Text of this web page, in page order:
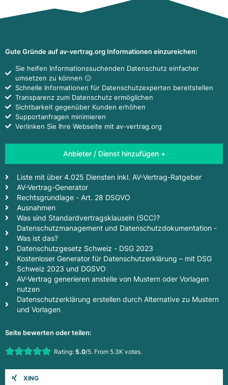
Gute Gründe auf av-vertrag.org Informationen einzureichen:
Sie helfen Informationssuchenden Datenschutz einfacher
umsetzen zu können 🙂
Schnelle Informationen für Datenschutzexperten bereitstellen
Transparenz zum Datenschutz ermöglichen
Sichtbarkeit gegenüber Kunden erhöhen
Supportanfragen minimieren
Verlinken Sie Ihre Webseite mit av-vertrag.org
Anbieter / Dienst hinzufügen +
Liste mit über 4.025 Diensten inkl. AV-Vertrag-Ratgeber
AV-Vertrag-Generator
Rechtsgrundlage - Art. 28 DSGVO
Ausnahmen
Was sind Standardvertragsklauseln (SCC)?
Datenschutzmanagement und Datenschutzdokumentation -
Was ist das?
Datenschutzgesetz Schweiz - DSG 2023
Kostenloser Generator für Datenschutzerklärung – mit DSG
Schweiz 2023 und DGSVO
AV-Vertrag generieren anstelle von Mustern oder Vorlagen
nutzen
Datenschutzerklärung erstellen durch Alternative zu Mustern
und Vorlagen
Seite bewerten oder teilen:
Rate this item:Rating: 5.0/5. From 5.3K votes.
XING